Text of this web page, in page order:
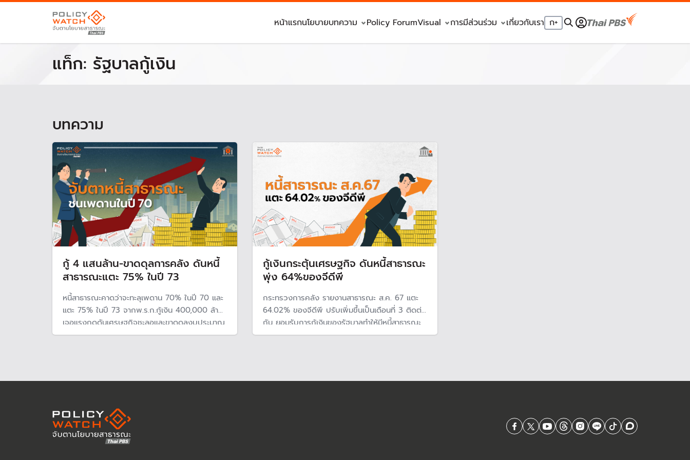
หน้าแรกนโยบายบทความ Policy ForumVisual การมีส่วนร่วม เกี่ยวกับเรา ก+
แท็ก: รัฐบาลกู้เงิน
บทความ
กู้ 4 แสนล้าน-ขาดดุลการคลัง ดันหนี้
สาธารณะแตะ 75% ในปี 73
หนี้สาธารณะคาดว่าจะทะลุเพดาน 70% ในปี 70 และ
แตะ 75% ในปี 73 จากพ.ร.ก.กู้เงิน 400,000 ล้าน
เจอแรงกดดันเศรษฐกิจชะลอและขาดดุลงบประมาณ
ต่อเนื่อง รัฐบาลหารายได้ไม่ทันรายจ่าย ขณะที่บริษัท
กู้เงินกระตุ้นเศรษฐกิจ ดันหนี้สาธารณะ
พุ่ง 64%ของจีดีพี
กระทรวงการคลัง รายงานสาธารณะ ส.ค. 67 แตะ
64.02% ของจีดีพี ปรับเพิ่มขึ้นเป็นเดือนที่ 3 ติดต่อ
กัน ยอมรับการกู้เงินของรัฐบาลทำให้มีหนี้สาธารณะ
เพิ่มสูงขึ้น